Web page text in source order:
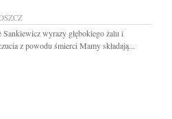
Sankiewicz wyrazy głębokiego żalu i
z powodu śmierci Mamy składają...